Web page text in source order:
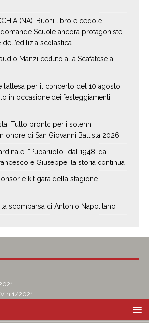
(NA). Buoni libro e cedole
Scuole ancora protagoniste,
scolastica
Manzi ceduto alla Scafatese a
l’attesa per il concerto del 10 agosto
in occasione dei festeggiamenti
Tutto pronto per i solenni
onore di San Giovanni Battista 2026!
“Puparuolo” dal 1948: da
e Giuseppe, la storia continua
e kit gara della stagione
scomparsa di Antonio Napolitano
n.1/2021